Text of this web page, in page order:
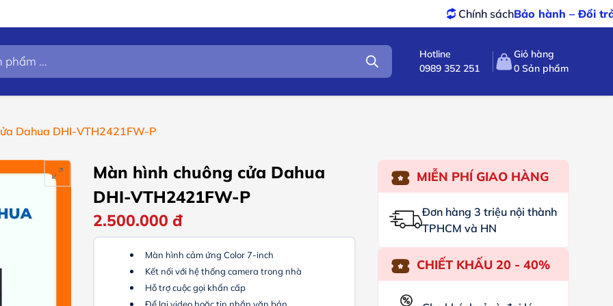
Bảo hành – Đổi trảtốt nhất
Hotline
0989 352 251
Giỏ hàng
0 Sản phẩm
Dahua DHI-VTH2421FW-P
Màn hình chuông cửa Dahua
DHI-VTH2421FW-P
2.500.000đ
Màn hình cảm ứng Color 7-inch
Kết nối với hệ thống camera trong nhà
Hỗ trợ cuộc gọi khẩn cấp
MIỄN PHÍ GIAO HÀNG
Đơn hàng 3 triệu nội thành
TPHCM và HN
CHIẾT KHẤU 20 - 40%